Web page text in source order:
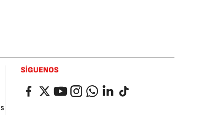
SÍGUENOS
FacebookTwitterYouTubeInstagramWhatsappLinkedIn
TikTok